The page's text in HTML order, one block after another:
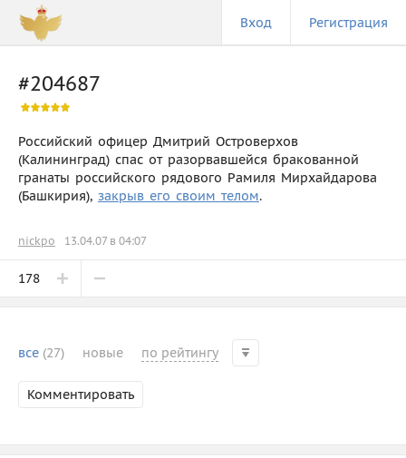
Вход Регистрация
#204687
Российский офицер Дмитрий Островерхов
(Калининград) спас от разорвавшейся бракованной
гранаты российского рядового Рамиля Мирхайдарова
(Башкирия), закрыв его своим телом.
nickpo 13.04.07 в 04:07
178
все (27) новые по рейтингу
Комментировать